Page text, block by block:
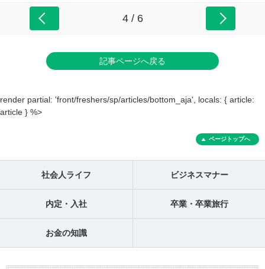
4 / 6
記事ページへ戻る
render partial: 'front/freshers/sp/articles/bottom_aja', locals: { article:
article } %>
ページトップへ
社会人ライフ ビジネスマナー
内定・入社 卒業・卒業旅行
お金の知識